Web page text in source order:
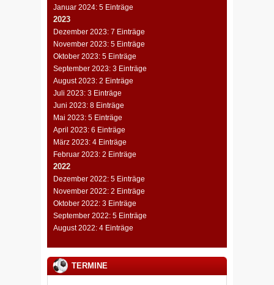
Januar 2024: 5 Einträge
2023
Dezember 2023: 7 Einträge
November 2023: 5 Einträge
Oktober 2023: 5 Einträge
September 2023: 3 Einträge
August 2023: 2 Einträge
Juli 2023: 3 Einträge
Juni 2023: 8 Einträge
Mai 2023: 5 Einträge
April 2023: 6 Einträge
März 2023: 4 Einträge
Februar 2023: 2 Einträge
2022
Dezember 2022: 5 Einträge
November 2022: 2 Einträge
Oktober 2022: 3 Einträge
September 2022: 5 Einträge
August 2022: 4 Einträge
TERMINE